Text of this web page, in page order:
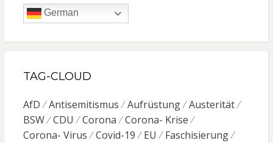
German
TAG-CLOUD
AfD Antisemitismus Aufrüstung
Austerität
BSW
CDU Corona
Corona- Krise
Corona- Virus
Covid-19 EU
Faschisierung